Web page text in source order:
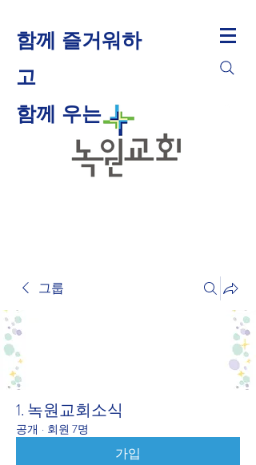
함께 즐거워하
고
​함께 우는
그룹
1. 녹원교회소식
공개 · 회원 7명
가입